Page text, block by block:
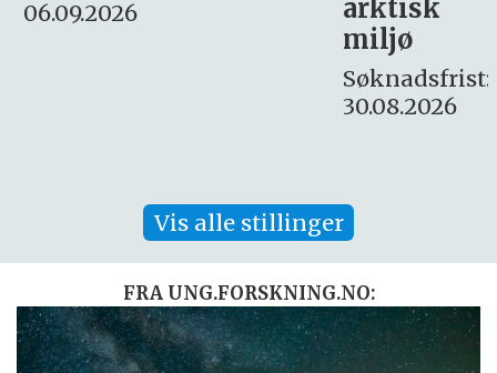
Søknadsfrist:
16. august.
Vis alle stillinger
FRA UNG.FORSKNING.NO: